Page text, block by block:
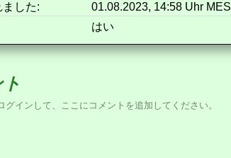
した:
01.08.2023, 14:58 Uhr
はい
グインして、ここにコメントを追加してください。